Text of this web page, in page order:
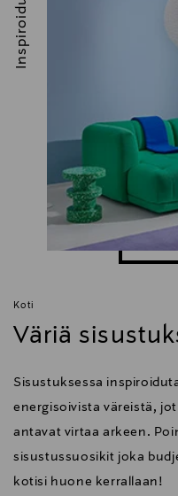
Koti
Väriä
Sisustuksessa
energisoivista väreistä,
antavat virtaa arkeen.
sisustussuosikit joka
kotisi huone kerrallaan!
Inspiroidu